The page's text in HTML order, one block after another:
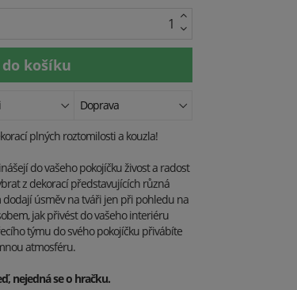
Doprava
plných roztomilosti a kouzla!
do vašeho pokojíčku živost a radost
z dekorací představujících různá
dodají úsměv na tváři jen při pohledu na
jak přivést do vašeho interiéru
týmu do svého pokojíčku přivábíte
atmosféru.
nejedná se o hračku.